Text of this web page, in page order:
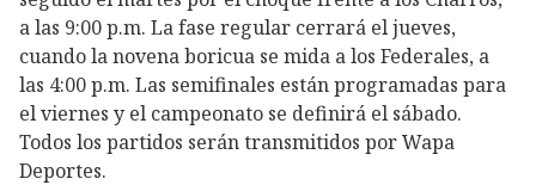
a las 9:00 p.m. La fase regular cerrará el jueves,
cuando la novena boricua se mida a los Federales, a
las 4:00 p.m. Las semifinales están programadas para
el viernes y el campeonato se definirá el sábado.
Todos los partidos serán transmitidos por Wapa
Deportes.